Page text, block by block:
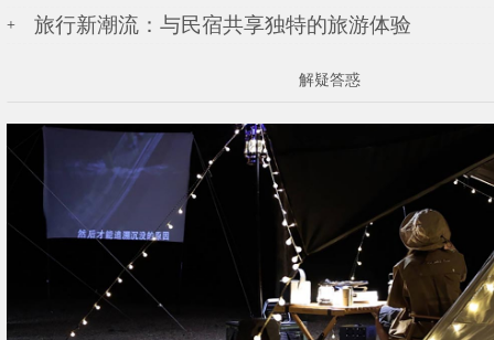
旅行新潮流：与民宿共享独特的旅游体验
解疑答惑